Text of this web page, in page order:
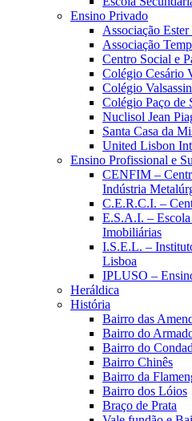
Ensino Privado
Associação Ester
Associação
Centro Social e
Colégio Cesário
Colégio
Colégio Paço de
Nuclisol Jean
Santa Casa da
United Lisbon
Ensino Profissional e
CENFIM –
Indústria
C.E.R.C.I. –
E.S.A.I. –
Imobiliárias
I.S.E.L. –
Lisboa
IPLUSO –
Heráldica
História
Bairro das
Bairro do
Bairro do
Bairro Chinês
Bairro da
Bairro dos Lóios
Braço de Prata